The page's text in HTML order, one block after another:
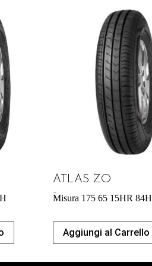
ATLAS ZO
Misura 175 65 15HR 84H
Aggiungi al Carrello